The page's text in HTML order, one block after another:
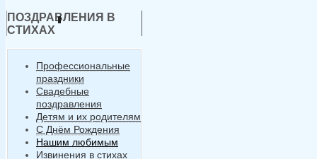
ПОЗДРАВЛЕНИЯ В
СТИХАХ
Профессиональные
праздники
Свадебные
поздравления
Детям и их родителям
С Днём Рождения
Нашим любимым
Извинения в стихах